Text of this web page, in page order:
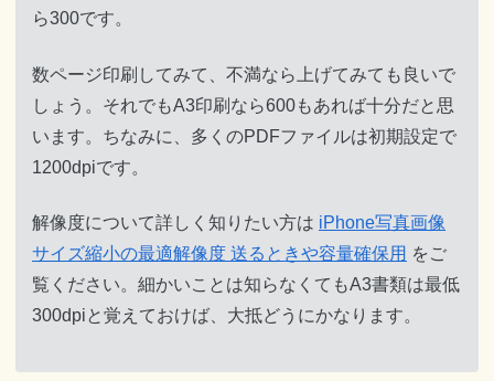
ら300です。
数ページ印刷してみて、不満なら上げてみても良いで
しょう。それでもA3印刷なら600もあれば十分だと思
います。ちなみに、多くのPDFファイルは初期設定で
1200dpiです。
解像度について詳しく知りたい方は iPhone写真画像
サイズ縮小の最適解像度 送るときや容量確保用 をご
覧ください。細かいことは知らなくてもA3書類は最低
300dpiと覚えておけば、大抵どうにかなります。